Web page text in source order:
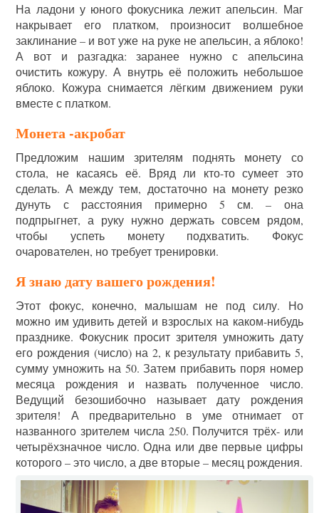
На ладони у юного фокусника лежит апельсин. Маг
накрывает его платком, произносит волшебное
заклинание – и вот уже на руке не апельсин, а яблоко!
А вот и разгадка: заранее нужно с апельсина
очистить кожуру. А внутрь её положить небольшое
яблоко. Кожура снимается лёгким движением руки
вместе с платком.
Монета -акробат
Предложим нашим зрителям поднять монету со
стола, не касаясь её. Вряд ли кто-то сумеет это
сделать. А между тем, достаточно на монету резко
дунуть с расстояния примерно 5 см. – она
подпрыгнет, а руку нужно держать совсем рядом,
чтобы успеть монету подхватить. Фокус
очарователен, но требует тренировки.
Я знаю дату вашего рождения!
Этот фокус, конечно, малышам не под силу. Но
можно им удивить детей и взрослых на каком-нибудь
празднике. Фокусник просит зрителя умножить дату
его рождения (число) на 2, к результату прибавить 5,
сумму умножить на 50. Затем прибавить поря номер
месяца рождения и назвать полученное число.
Ведущий безошибочно называет дату рождения
зрителя! А предварительно в уме отнимает от
названного зрителем числа 250. Получится трёх- или
четырёхзначное число. Одна или две первые цифры
которого – это число, а две вторые – месяц рождения.